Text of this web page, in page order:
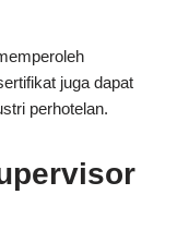
juga dapat
perhotelan.